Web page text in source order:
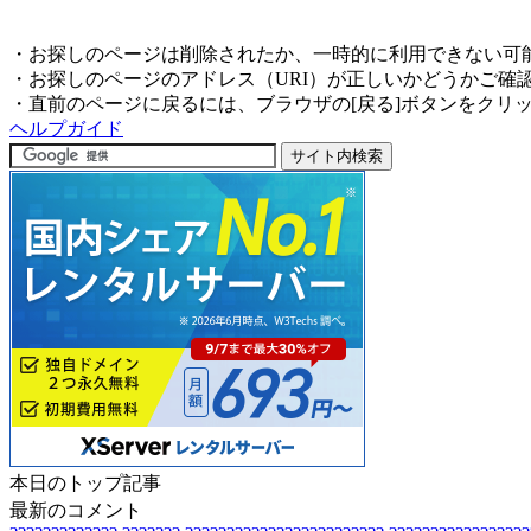
・お探しのページは削除されたか、一時的に利用できない可
・お探しのページのアドレス（URI）が正しいかどうかご確
・直前のページに戻るには、ブラウザの[戻る]ボタンをクリ
ヘルプガイド
本日のトップ記事
最新のコメント